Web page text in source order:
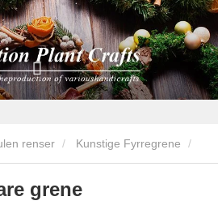
renser Kunstige Fyrregrene
grene